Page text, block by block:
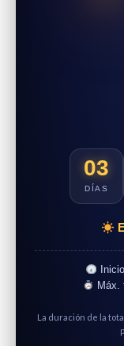
03
DÍAS
Máx.
La duración de la